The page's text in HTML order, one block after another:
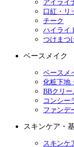
アイライ
口紅・リ
チーク
ハイライ
つけまつ
ベースメイク
ベースメ
化粧下地
BBクリー
コンシー
ファンデ
スキンケア・
スキンケ